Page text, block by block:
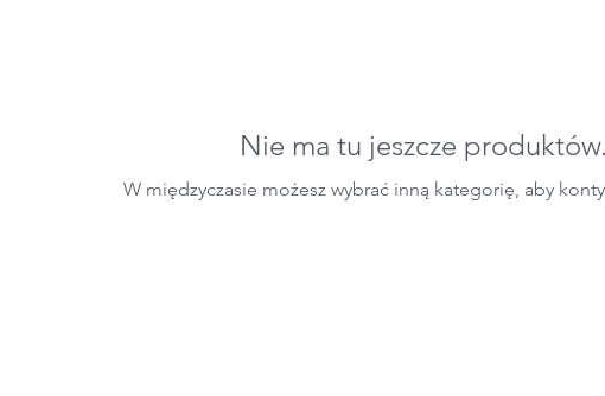
Nie ma tu jeszcze
W międzyczasie możesz wybrać inną kategorię, aby